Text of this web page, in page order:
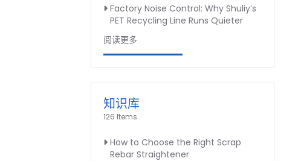
Factory Noise Control: Why Shuliy’s
PET Recycling Line Runs Quieter
阅读更多
知识库
126 Items
How to Choose the Right Scrap
Rebar Straightener